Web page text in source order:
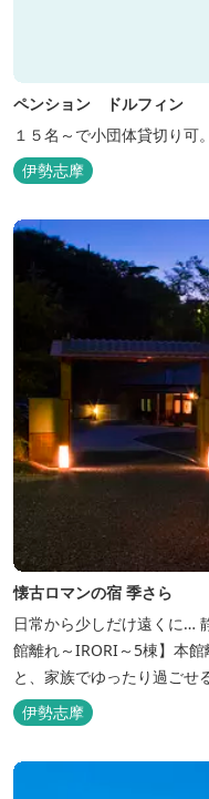
ペンション ドルフィン
１５名～で小団体貸切り可。
伊勢志摩
懐古ロマンの宿 季さら
日常から少しだけ遠くに…
館離れ～IRORI～5棟】本
と、家族でゆったり過ごせ
た様々なプランがございます
伊勢志摩